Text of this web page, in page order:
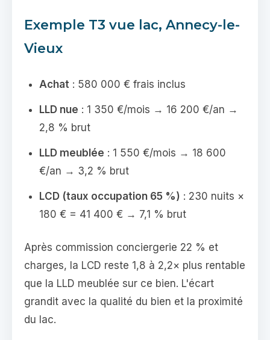
Exemple T3 vue lac, Annecy-le-
Vieux
Achat : 580 000 € frais inclus
LLD nue : 1 350 €/mois → 16 200 €/an →
2,8 % brut
LLD meublée : 1 550 €/mois → 18 600
€/an → 3,2 % brut
LCD (taux occupation 65 %) : 230 nuits ×
180 € = 41 400 € → 7,1 % brut
Après commission conciergerie 22 % et
charges, la LCD reste 1,8 à 2,2× plus rentable
que la LLD meublée sur ce bien. L'écart
grandit avec la qualité du bien et la proximité
du lac.